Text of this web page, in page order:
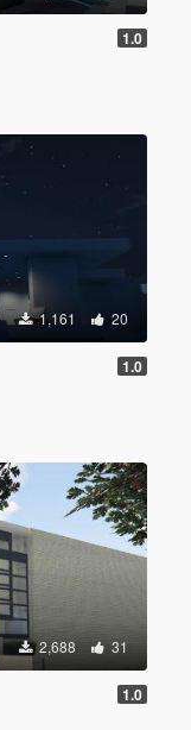
1.0
1,161 20
1.0
2,688 31
1.0